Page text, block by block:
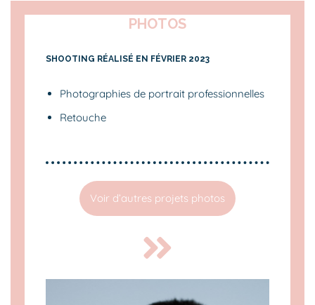
PHOTOS
SHOOTING RÉALISÉ EN FÉVRIER 2023
Photographies de portrait professionnelles
Retouche
Voir d’autres projets photos